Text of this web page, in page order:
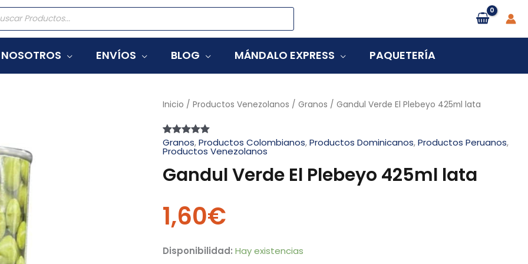
NOSOTROS ENVÍOS BLOG MÁNDALO EXPRESS PAQUETERÍA
Inicio /Productos Venezolanos /Granos / Gandul Verde El Plebeyo 425ml lata
Valorado
con5.00de
1
valoración
de un cliente
Granos,Productos Colombianos,Productos Dominicanos,Productos Peruanos,
Productos Venezolanos
Gandul Verde El Plebeyo 425ml lata
1,60€
Disponibilidad: Hay existencias
Gandul
El
Plebeyo
425ml
lata